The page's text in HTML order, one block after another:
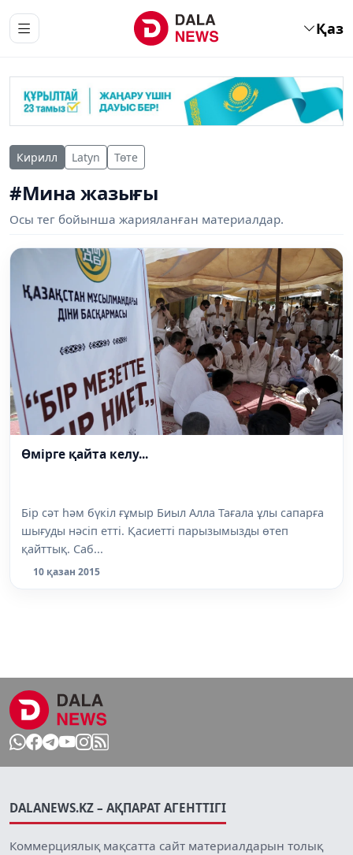
Қаз
Кирилл Latyn Төте
#Мина жазығы
Осы тег бойынша жарияланған материалдар.
Өмірге қайта келу...
Бір сәт һәм бүкіл ғұмыр Биыл Алла Тағала ұлы сапарға
шығуды нәсіп етті. Қасиетті парызымызды өтеп
қайттық. Саб...
10 қазан 2015
DALANEWS.KZ – АҚПАРАТ АГЕНТТІГІ
Коммерциялық мақсатта сайт материалдарын толық